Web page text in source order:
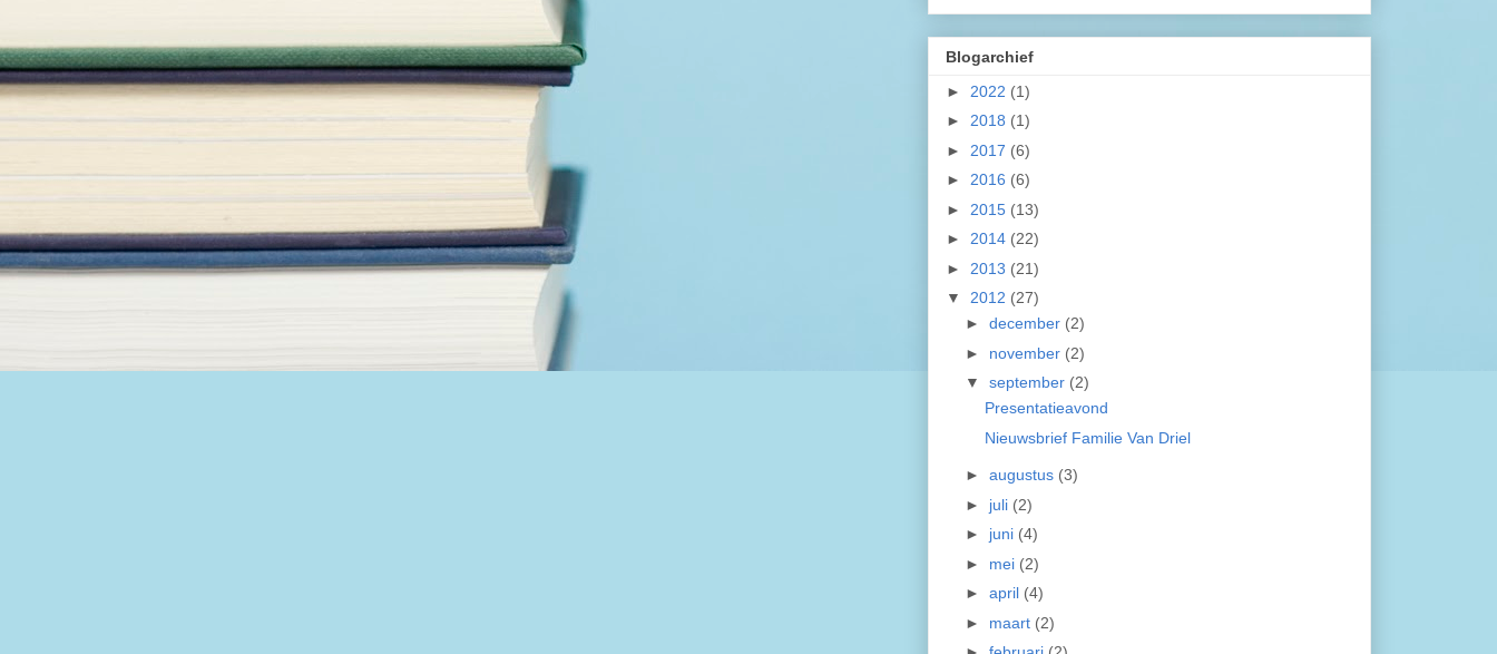
Blogarchief
► 2022 (1)
► 2018 (1)
► 2017 (6)
► 2016 (6)
► 2015 (13)
► 2014 (22)
► 2013 (21)
▼ 2012 (27)
► december (2)
► november (2)
▼ september (2)
Presentatieavond
Nieuwsbrief Familie Van Driel
► augustus (3)
► juli (2)
► juni (4)
► mei (2)
► april (4)
► maart (2)